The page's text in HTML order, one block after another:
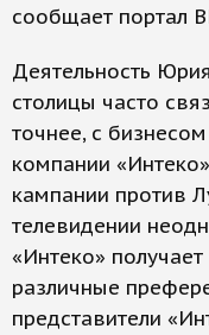
сообщает портал
Деятельность
столицы часто
точнее, с
компании
кампании против
телевидении
«Интеко»
различные
представители